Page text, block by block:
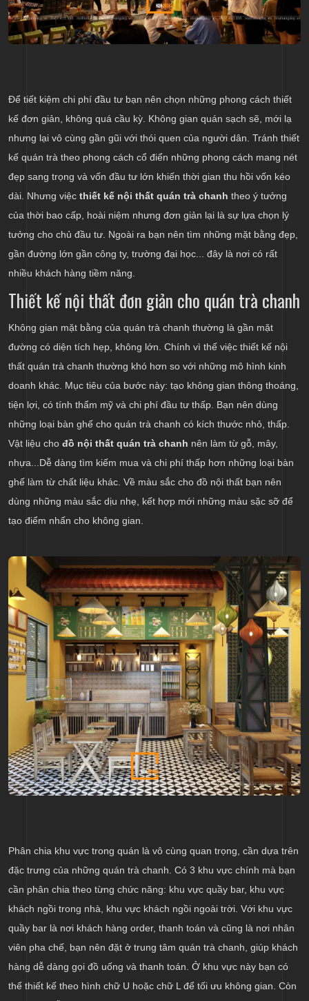
Để tiết kiệm chi phí đầu tư bạn nên chọn những phong cách thiết
kế đơn giản, không quá cầu kỳ. Không gian quán sạch sẽ, mới lạ
nhưng lại vô cùng gần gũi với thói quen của người dân. Tránh thiết
kế quán trà theo phong cách cổ điển những phong cách mang nét
đẹp sang trọng và vốn đầu tư lớn khiến thời gian thu hồi vốn kéo
dài. Nhưng việc thiết kế nội thất quán trà chanh theo ý tưởng
của thời bao cấp, hoài niệm nhưng đơn giản lại là sự lựa chọn lý
tưởng cho chủ đầu tư. Ngoài ra bạn nên tìm những mặt bằng đẹp,
gần đường lớn gần công ty, trường đại học... đây là nơi có rất
nhiều khách hàng tiềm năng.
Thiết kế nội thất đơn giản cho quán trà chanh
Không gian mặt bằng của quán trà chanh thường là gần mặt
đường có diện tích hẹp, không lớn. Chính vì thế việc thiết kế nội
thất quán trà chanh thường khó hơn so với những mô hình kinh
doanh khác. Mục tiêu của bước này: tạo không gian thông thoáng,
tiện lợi, có tính thẩm mỹ và chi phí đầu tư thấp. Bạn nên dùng
những loại bàn ghế cho quán trà chanh có kích thước nhỏ, thấp.
Vật liệu cho đồ nội thất quán trà chanh nên làm từ gỗ, mây,
nhựa...Dễ dàng tìm kiếm mua và chi phí thấp hơn những loại bàn
ghế làm từ chất liệu khác. Về màu sắc cho đồ nội thất bạn nên
dùng những màu sắc dịu nhẹ, kết hợp mới những màu sặc sỡ để
tạo điểm nhấn cho không gian.
Phân chia khu vực trong quán là vô cùng quan trọng, cần dựa trên
đặc trưng của những quán trà chanh. Có 3 khu vực chính mà bạn
cần phân chia theo từng chức năng: khu vực quầy bar, khu vực
khách ngồi trong nhà, khu vực khách ngồi ngoài trời. Với khu vực
quầy bar là nơi khách hàng order, thanh toán và cũng là nơi nhân
viên pha chế, bạn nên đặt ở trung tâm quán trà chanh, giúp khách
hàng dễ dàng gọi đồ uống và thanh toán. Ở khu vực này bạn có
thể thiết kế theo hình chữ U hoặc chữ L để tối ưu không gian. Còn